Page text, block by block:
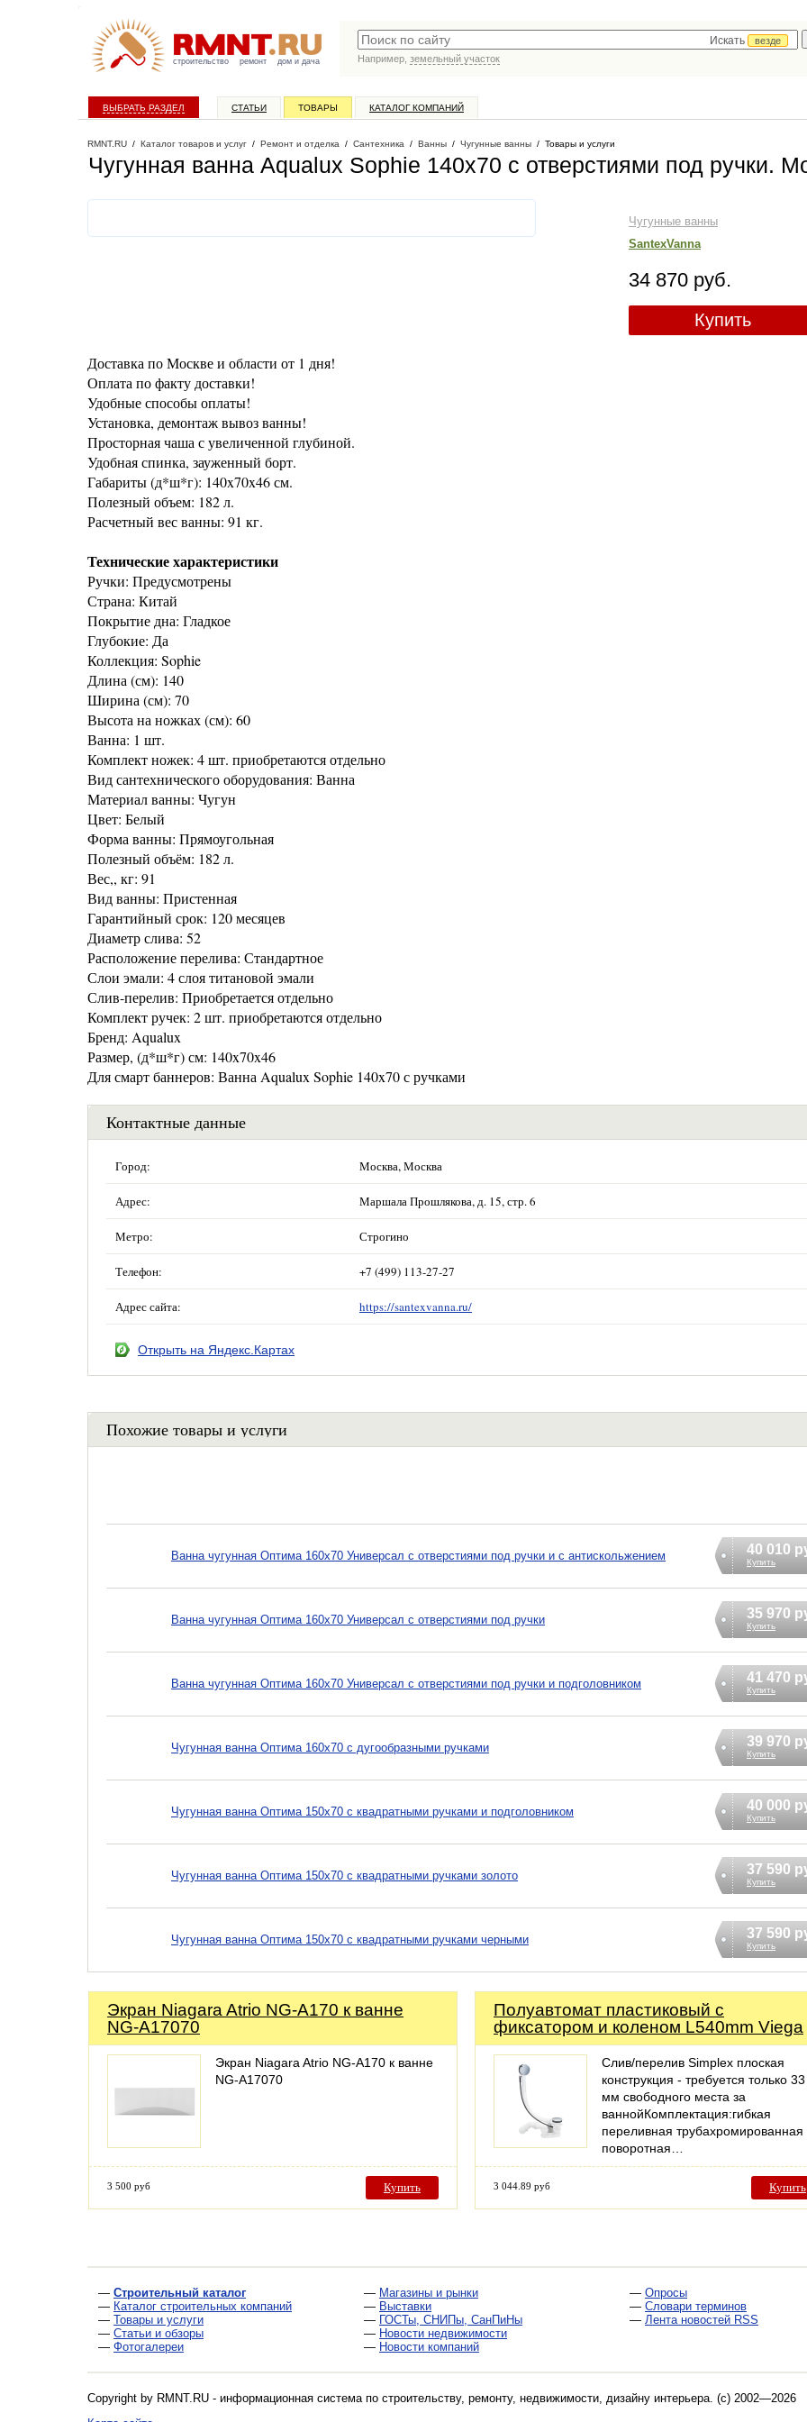
строительство ремонт дом и дача
Искать
везде
Например, земельный участок
ВЫБРАТЬ РАЗДЕЛ СТАТЬИ ТОВАРЫ КАТАЛОГ КОМПАНИЙ
RMNT.RU / Каталог товаров и услуг / Ремонт и отделка / Сантехника / Ванны / Чугунные ванны / Товары и услуги
Чугунная ванна Aqualux Sophie 140x70 с отверстиями под ручки.
Чугунные ванны
SantexVanna
34 870 руб.
Купить
Доставка по Москве и области от 1 дня!
Оплата по факту доставки!
Удобные способы оплаты!
Установка, демонтаж вывоз ванны!
Просторная чаша с увеличенной глубиной.
Удобная спинка, зауженный борт.
Габариты (д*ш*г): 140x70x46 см.
Полезный объем: 182 л.
Расчетный вес ванны: 91 кг.
Технические характеристики
Ручки: Предусмотрены
Страна: Китай
Покрытие дна: Гладкое
Глубокие: Да
Коллекция: Sophie
Длина (см): 140
Ширина (см): 70
Высота на ножках (см): 60
Ванна: 1 шт.
Комплект ножек: 4 шт. приобретаются отдельно
Вид сантехнического оборудования: Ванна
Материал ванны: Чугун
Цвет: Белый
Форма ванны: Прямоугольная
Полезный объём: 182 л.
Вес,, кг: 91
Вид ванны: Пристенная
Гарантийный срок: 120 месяцев
Диаметр слива: 52
Расположение перелива: Стандартное
Слои эмали: 4 слоя титановой эмали
Слив-перелив: Приобретается отдельно
Комплект ручек: 2 шт. приобретаются отдельно
Бренд: Aqualux
Размер, (д*ш*г) см: 140x70x46
Для смарт баннеров: Ванна Aqualux Sophie 140x70 с ручками
Контактные данные
Город: Москва, Москва
Адрес: Маршала Прошлякова, д. 15, стр. 6
Метро: Строгино
Телефон: +7 (499) 113-27-27
Адрес сайта: https://santexvanna.ru/
Открыть на Яндекс.Картах
Похожие товары и услуги
Ванна чугунная Оптима 160х70 Универсал с отверстиями под ручки и с антискольжением 40 010
Купить
Ванна чугунная Оптима 160х70 Универсал с отверстиями под ручки 35 970
Купить
Ванна чугунная Оптима 160х70 Универсал с отверстиями под ручки и подголовником 41 470
Купить
Чугунная ванна Оптима 160х70 с дугообразными ручками 39 970
Купить
Чугунная ванна Оптима 150х70 с квадратными ручками и подголовником 40 000
Купить
Чугунная ванна Оптима 150х70 с квадратными ручками золото 37 590
Купить
Чугунная ванна Оптима 150х70 с квадратными ручками черными 37 590
Купить
Экран Niagara Atrio NG-A170 к ванне
NG-A17070
Экран Niagara Atrio NG-A170 к ванне
NG-A17070
3 500 руб Купить
Полуавтомат пластиковый с
фиксатором и коленом L540mm Viega
Слив/перелив Simplex плоская
конструкция - требуется только 33
мм свободного места за
ваннойКомплектация:гибкая
переливная трубахромированная
поворотная…
3 044.89 руб Купить
— Строительный каталог
— Каталог строительных компаний
— Товары и услуги
— Статьи и обзоры
— Фотогалереи
— Магазины и рынки
— Выставки
— ГОСТы, СНИПы, СанПиНы
— Новости недвижимости
— Новости компаний
— Опросы
— Словари терминов
— Лента новостей RSS
Copyright by RMNT.RU - информационная система по строительству, ремонту, недвижимости, дизайну интерьера . (c) 2002—2026